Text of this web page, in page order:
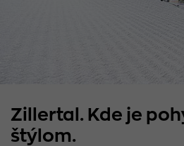
Zillertal. Kde je
štýlom.